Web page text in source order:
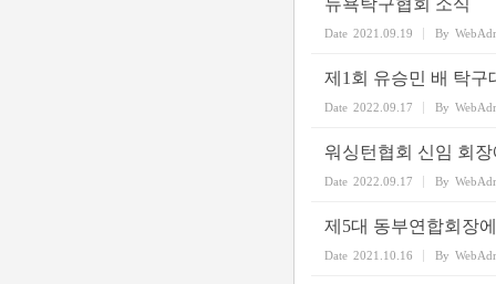
뉴욕탁구협회 소식
Date 2021.09.19 By
제1회 유승민 배 탁구
Date 2022.09.17 By
워싱턴협회 신임 회
Date 2022.09.17 By
제5대 동부연합회장
Date 2021.10.16 By